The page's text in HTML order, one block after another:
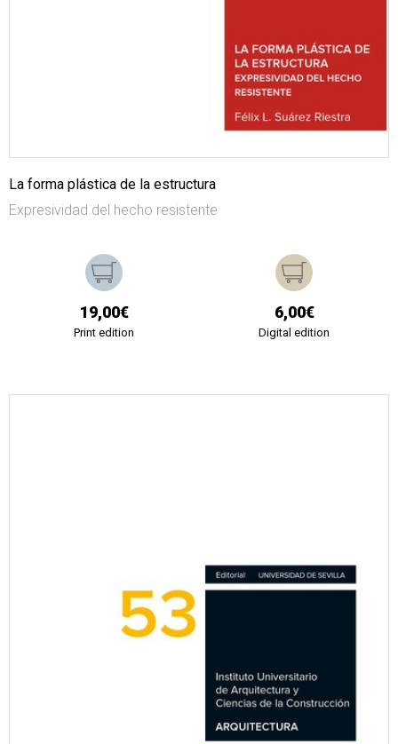
La forma plástica de la estructura
Expresividad del hecho resistente
19,00€
Print edition
6,00€
Digital edition